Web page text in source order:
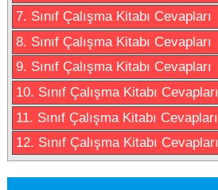
7. Sınıf Çalışma Kitabı Cevapları
8. Sınıf Çalışma Kitabı Cevapları
9. Sınıf Çalışma Kitabı Cevapları
10. Sınıf Çalışma Kitabı Cevapları
11. Sınıf Çalışma Kitabı Cevapları
12. Sınıf Çalışma Kitabı Cevapları